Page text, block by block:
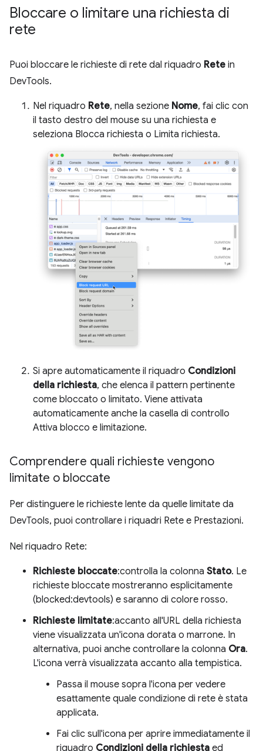
Bloccare o limitare una richiesta di
rete
Puoi bloccare le richieste di rete dal riquadro Rete in
DevTools.
Nel riquadro Rete, nella sezione Nome, fai clic con
il tasto destro del mouse su una richiesta e
seleziona Blocca richiesta o Limita richiesta.
Si apre automaticamente il riquadro Condizioni
della richiesta, che elenca il pattern pertinente
come bloccato o limitato. Viene attivata
automaticamente anche la casella di controllo
Attiva blocco e limitazione.
Comprendere quali richieste vengono
limitate o bloccate
Per distinguere le richieste lente da quelle limitate da
DevTools, puoi controllare i riquadri Rete e Prestazioni.
Nel riquadro Rete:
Richieste bloccate:controlla la colonna Stato. Le
richieste bloccate mostreranno esplicitamente
(blocked:devtools) e saranno di colore rosso.
Richieste limitate:accanto all'URL della richiesta
viene visualizzata un'icona dorata o marrone. In
alternativa, puoi anche controllare la colonna Ora.
L'icona verrà visualizzata accanto alla tempistica.
Passa il mouse sopra l'icona per vedere
esattamente quale condizione di rete è stata
applicata.
Fai clic sull'icona per aprire immediatamente il
riquadro Condizioni della richiesta ed